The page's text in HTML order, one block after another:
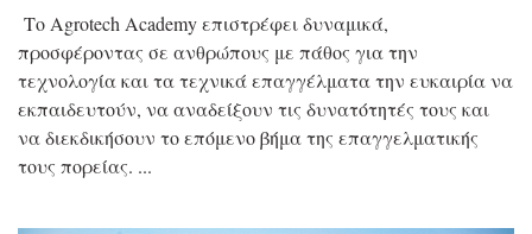
Το Agrotech Academy επιστρέφει δυναμικά,
προσφέροντας σε ανθρώπους με πάθος για την
τεχνολογία και τα τεχνικά επαγγέλματα την ευκαιρία να
εκπαιδευτούν, να αναδείξουν τις δυνατότητές τους και
να διεκδικήσουν το επόμενο βήμα της επαγγελματικής
τους πορείας.